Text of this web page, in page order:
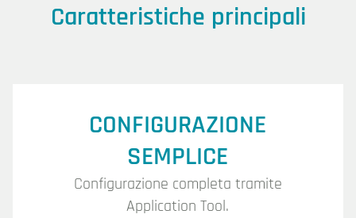
Caratteristiche principali
CONFIGURAZIONE
SEMPLICE
Configurazione completa tramite
Application Tool.